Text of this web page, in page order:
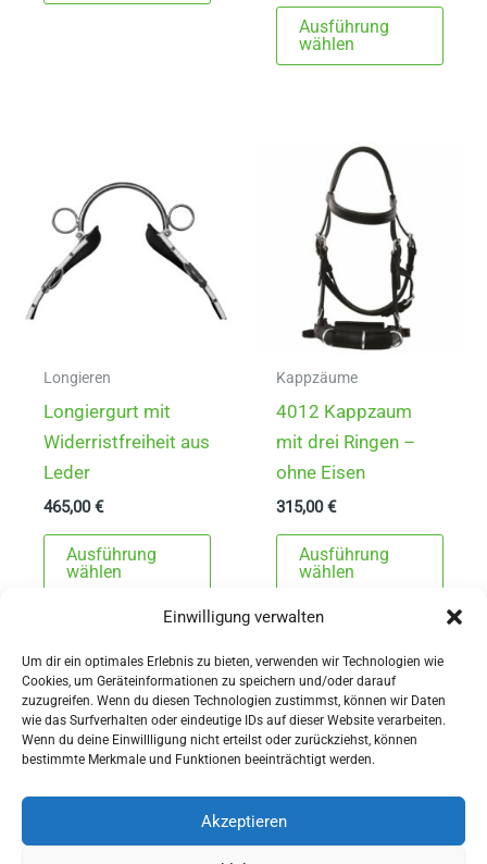
Einwilligung verwalten
Um dir ein optimales Erlebnis zu bieten, verwenden wir Technologien wie
Cookies, um Geräteinformationen zu speichern und/oder darauf
zuzugreifen. Wenn du diesen Technologien zustimmst, können wir Daten
wie das Surfverhalten oder eindeutige IDs auf dieser Website verarbeiten.
Wenn du deine Einwillligung nicht erteilst oder zurückziehst, können
bestimmte Merkmale und Funktionen beeinträchtigt werden.
Akzeptieren
Ausführung
wählen
Longieren
Longiergurt mit
Widerristfreiheit aus
Leder
465,00€
Ausführung
wählen
Dieses
mehrere
Varianten
auf.
Die
Optionen
auf
der
Kappzäume
4012 Kappzaum
mit drei Ringen –
ohne Eisen
315,00€
Ausführung
wählen
auf.
Die
der
AGBs
Widerrufsbelehrung